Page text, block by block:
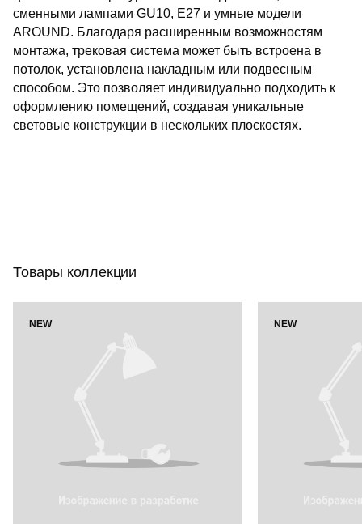
сменными лампами GU10, E27 и умные модели
AROUND. Благодаря расширенным возможностям
монтажа, трековая система может быть встроена в
потолок, установлена накладным или подвесным
способом. Это позволяет индивидуально подходить к
оформлению помещений, создавая уникальные
световые конструкции в нескольких плоскостях.
Товары коллекции
NEW NEW